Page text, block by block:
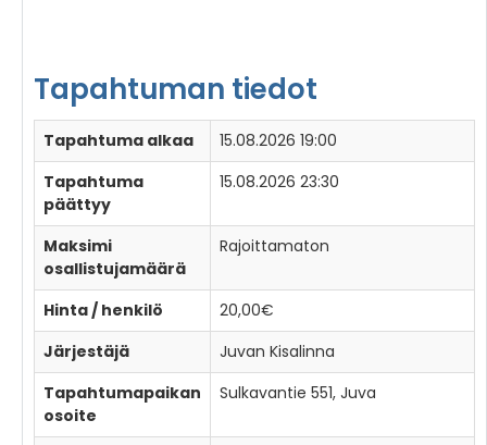
Tapahtuman tiedot
Tapahtuma alkaa
15.08.2026 19:00
Tapahtuma
päättyy
15.08.2026 23:30
Maksimi
osallistujamäärä
Rajoittamaton
Hinta / henkilö
20,00€
Järjestäjä
Juvan Kisalinna
Tapahtumapaikan
osoite
Sulkavantie 551, Juva